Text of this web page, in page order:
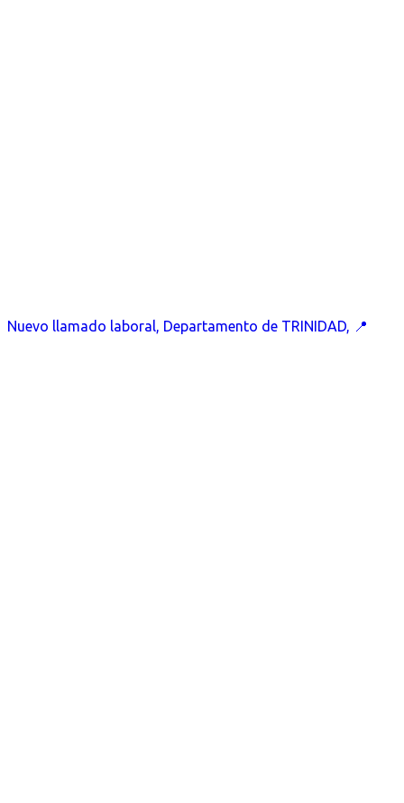
Nuevo llamado laboral, Departamento de TRINIDAD, 📍